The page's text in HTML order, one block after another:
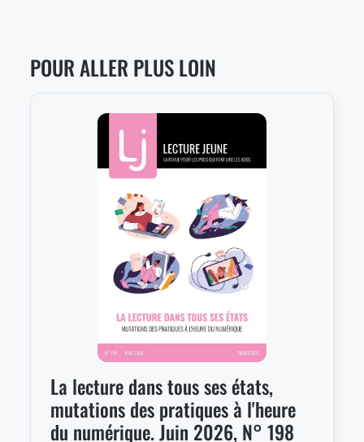
POUR ALLER PLUS LOIN
La lecture dans tous ses états,
mutations des pratiques à l'heure
du numérique. Juin 2026, N° 198